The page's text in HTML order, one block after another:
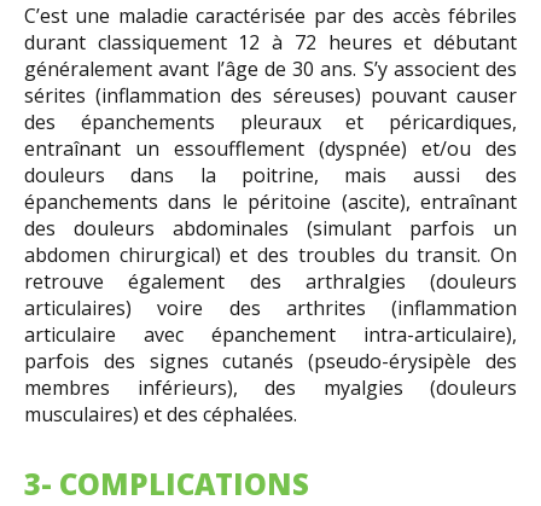
C’est une maladie caractérisée par des accès fébriles
durant classiquement 12 à 72 heures et débutant
généralement avant l’âge de 30 ans. S’y associent des
sérites (inflammation des séreuses) pouvant causer
des épanchements pleuraux et péricardiques,
entraînant un essoufflement (dyspnée) et/ou des
douleurs dans la poitrine, mais aussi des
épanchements dans le péritoine (ascite), entraînant
des douleurs abdominales (simulant parfois un
abdomen chirurgical) et des troubles du transit. On
retrouve également des arthralgies (douleurs
articulaires) voire des arthrites (inflammation
articulaire avec épanchement intra-articulaire),
parfois des signes cutanés (pseudo-érysipèle des
membres inférieurs), des myalgies (douleurs
musculaires) et des céphalées.
3- COMPLICATIONS